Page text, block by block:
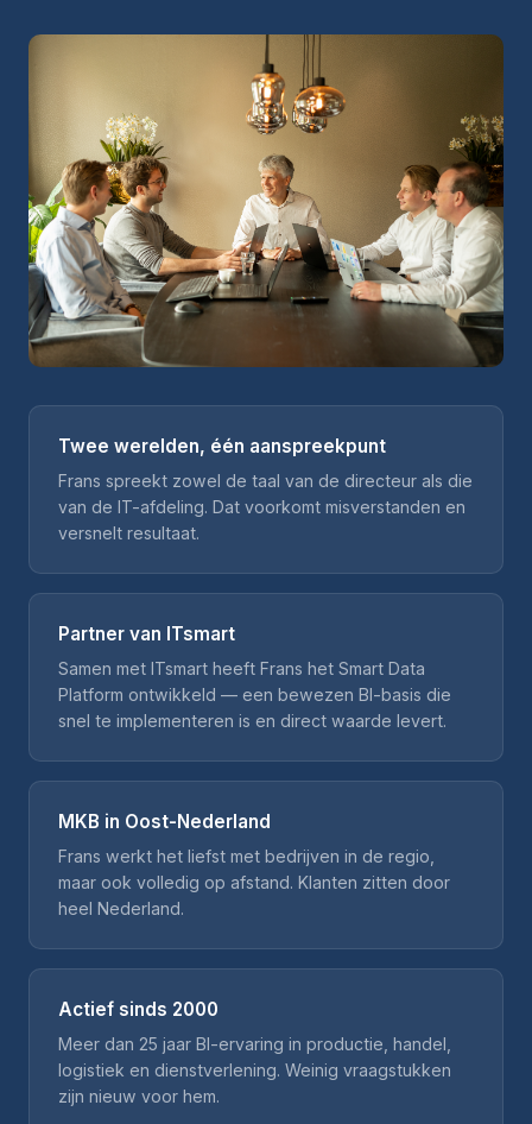
Twee werelden, één aanspreekpunt
Frans spreekt zowel de taal van de directeur als die
van de IT-afdeling. Dat voorkomt misverstanden en
versnelt resultaat.
Partner van ITsmart
Samen met ITsmart heeft Frans het Smart Data
Platform ontwikkeld — een bewezen BI-basis die
snel te implementeren is en direct waarde levert.
MKB in Oost-Nederland
Frans werkt het liefst met bedrijven in de regio,
maar ook volledig op afstand. Klanten zitten door
heel Nederland.
Actief sinds 2000
Meer dan 25 jaar BI-ervaring in productie, handel,
logistiek en dienstverlening. Weinig vraagstukken
zijn nieuw voor hem.